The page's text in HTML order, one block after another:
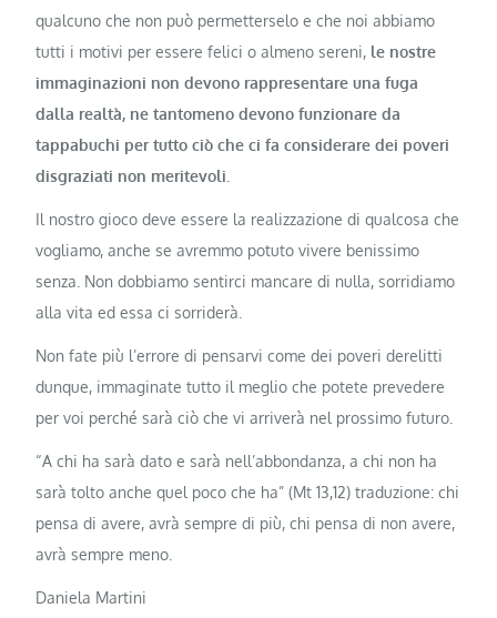
qualcuno che non può permetterselo e che noi abbiamo
tutti i motivi per essere felici o almeno sereni, le nostre
immaginazioni non devono rappresentare una fuga
dalla realtà, ne tantomeno devono funzionare da
tappabuchi per tutto ciò che ci fa considerare dei poveri
disgraziati non meritevoli.
Il nostro gioco deve essere la realizzazione di qualcosa che
vogliamo, anche se avremmo potuto vivere benissimo
senza. Non dobbiamo sentirci mancare di nulla, sorridiamo
alla vita ed essa ci sorriderà.
Non fate più l’errore di pensarvi come dei poveri derelitti
dunque, immaginate tutto il meglio che potete prevedere
per voi perché sarà ciò che vi arriverà nel prossimo futuro.
“A chi ha sarà dato e sarà nell’abbondanza, a chi non ha
sarà tolto anche quel poco che ha” (Mt 13,12) traduzione: chi
pensa di avere, avrà sempre di più, chi pensa di non avere,
avrà sempre meno.
Daniela Martini